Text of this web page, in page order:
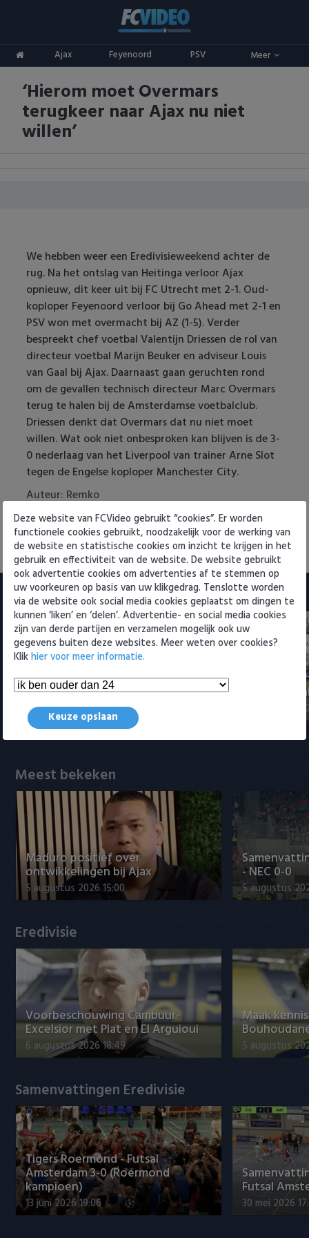
Ajax Feyenoord PSV Meer
ADO Den Haag
Ajax
AZ
FC Utrecht
Feyenoord
Heracles Almelo
NAC Breda
PEC Zwolle
PSV
Roda JC
SC Heerenveen
Sparta
Vitesse
VVV Venlo
Willem II
Competities
Eredivisie
Keuken Kampioen Divisie
Champions League
Europa League
Conference League
Oranje
Goals & Samenvattingen
‘Hierom moet Overmars
terugkeer naar Ajax nu niet
willen’
We hebben weer een Eredivisieweekend achter de
rug. Na het ontslag van Heitinga verloor Ajax
opnieuw, dit keer uit bij FC Utrecht met 2-1. Oud-
koploper Feyenoord verloor bij Go Ahead met 2-1 en
PSV won met overmacht bij AZ (1-5). Verder
bespreekt chef voetbal Valentijn Driessen de rol van
directeur voetbal Marijn Beuker en adviseur Louis
van Gaal bij Ajax. Daarnaast gaan geruchten rond
om de gevallen technisch directeur Marc Overmars
terug te halen bij de Amsterdamse voetbalclub.
Driessen denkt dat Overmars dat nu niet moet
willen. Wat ook niet onbesproken kan blijven is de 3-
0 nederlaag van het Liverpool van trainer Arne Slot
tegen de Engelse koploper Manchester City.
Auteur: Remko
Tags:Ajax ,De Telegraaf,Eredivisie
10 november 2025 14:44via Telesport
PSV
Rampstart voor PSV: pak slaag
voor landskampioen
3 augustus 2026 01:03
Cruijff
3 augustus
Meest bekeken
Maduro positief over
ontwikkelingen bij Ajax
5 augustus 2026 15:00
- NEC 0-0
5 augustus
Eredivisie
Voorbeschouwing Cambuur-
Excelsior met Plat en El Arguioui
6 augustus 2026 18:49
Maak
5 augustus
Samenvattingen Eredivisie
Tigers Roermond - Futsal
Amsterdam 3-0 (Roermond
kampioen)
13 juni 2026 19:06
Futsal
30 mei 2026
Deze website van FCVideo gebruikt “cookies”. Er worden
functionele cookies gebruikt, noodzakelijk voor de werking van
de website en statistische cookies om inzicht te krijgen in het
gebruik en effectiviteit van de website. De website gebruikt
ook advertentie cookies om advertenties af te stemmen op
uw voorkeuren op basis van uw klikgedrag. Tenslotte worden
via de website ook social media cookies geplaatst om dingen te
kunnen ‘liken’ en ‘delen’. Advertentie- en social media cookies
zijn van derde partijen en verzamelen mogelijk ook uw
gegevens buiten deze websites. Meer weten over cookies?
Klikhier voor meer informatie.
Keuze opslaan